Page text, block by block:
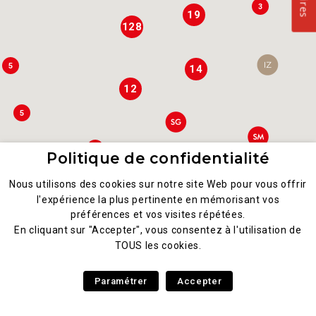
128
8
19
3
3
5
12
14
5
Politique de confidentialité
Nous utilisons des cookies sur notre site Web pour vous offrir
l'expérience la plus pertinente en mémorisant vos
préférences et vos visites répétées.
En cliquant sur "Accepter", vous consentez à l'utilisation de
TOUS les cookies.
Paramétrer Accepter